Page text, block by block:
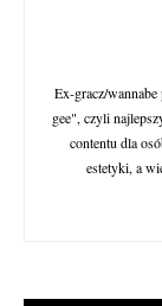
Ex-gracz/
gee", czyli
contentu dla
estetyki, a